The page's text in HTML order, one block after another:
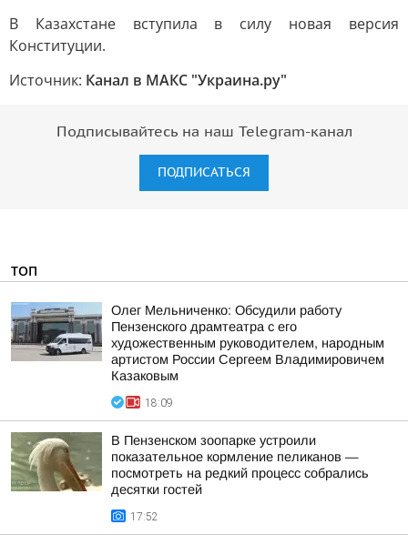
В Казахстане вступила в силу новая версия
Конституции.
Источник: Канал в МАКС "Украина.ру"
Подписывайтесь на наш Telegram-канал
ПОДПИСАТЬСЯ
ТОП
Олег Мельниченко: Обсудили работу
Пензенского драмтеатра с его
художественным руководителем, народным
артистом России Сергеем Владимировичем
Казаковым
18:09
В Пензенском зоопарке устроили
показательное кормление пеликанов —
посмотреть на редкий процесс собрались
десятки гостей
17:52